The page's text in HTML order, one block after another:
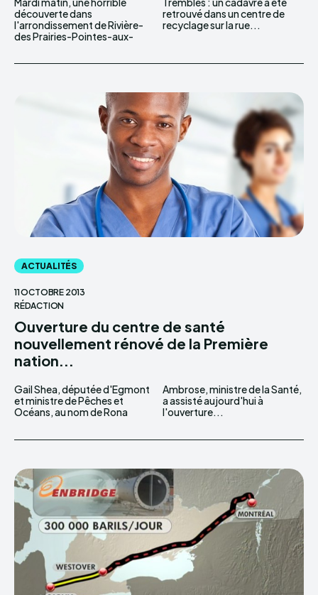
découverte dans
l'arrondissement de Rivière-
des Prairies-Pointes-aux-
retrouvé dans un centre de
recyclage sur la rue...
ACTUALITÉS
11 OCTOBRE 2013
RÉDACTION
Ouverture du centre de santé
nouvellement rénové de la Première
nation...
Gail Shea, députée d'Egmont
et ministre de Pêches et
Océans, au nom de Rona
Ambrose, ministre de la Santé,
a assisté aujourd'hui à
l'ouverture...